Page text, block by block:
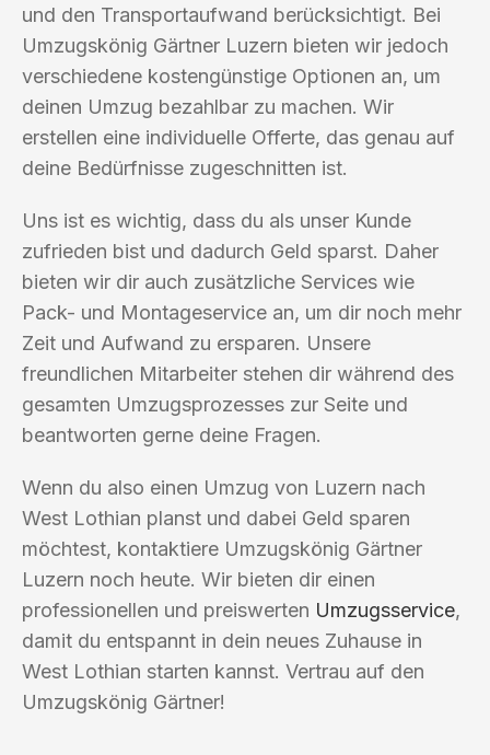
und den Transportaufwand berücksichtigt. Bei
Umzugskönig Gärtner Luzern bieten wir jedoch
verschiedene kostengünstige Optionen an, um
deinen Umzug bezahlbar zu machen. Wir
erstellen eine individuelle Offerte, das genau auf
deine Bedürfnisse zugeschnitten ist.
Uns ist es wichtig, dass du als unser Kunde
zufrieden bist und dadurch Geld sparst. Daher
bieten wir dir auch zusätzliche Services wie
Pack- und Montageservice an, um dir noch mehr
Zeit und Aufwand zu ersparen. Unsere
freundlichen Mitarbeiter stehen dir während des
gesamten Umzugsprozesses zur Seite und
beantworten gerne deine Fragen.
Wenn du also einen Umzug von Luzern nach
West Lothian planst und dabei Geld sparen
möchtest, kontaktiere Umzugskönig Gärtner
Luzern noch heute. Wir bieten dir einen
professionellen und preiswerten Umzugsservice,
damit du entspannt in dein neues Zuhause in
West Lothian starten kannst. Vertrau auf den
Umzugskönig Gärtner!